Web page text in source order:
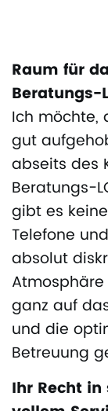
Raum für
Beratungs-
Ich möchte,
gut
abseits des
Beratungs-
gibt es
Telefone
absolut
ganz auf
und die
Betreuung
Ihr Recht